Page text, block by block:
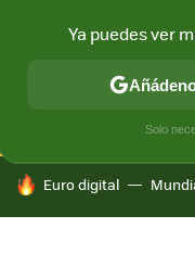
CONECTIVIDAD
HOY SE HABLA DE
Euro digital
Ya puedes ver
Solo